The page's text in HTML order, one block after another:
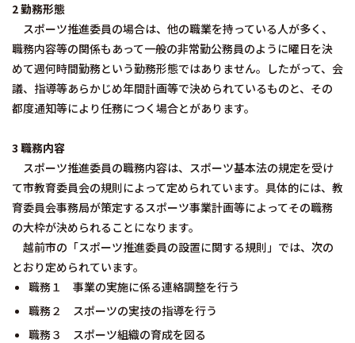
2 勤務形態
スポーツ推進委員の場合は、他の職業を持っている人が多く、
職務内容等の関係もあって一般の非常勤公務員のように曜日を決
めて週何時間勤務という勤務形態ではありません。したがって、会
議、指導等あらかじめ年間計画等で決められているものと、その
都度通知等により任務につく場合とがあります。
3 職務内容
スポーツ推進委員の職務内容は、スポーツ基本法の規定を受け
て市教育委員会の規則によって定められています。具体的には、教
育委員会事務局が策定するスポーツ事業計画等によってその職務
の大枠が決められることになります。
越前市の「スポーツ推進委員の設置に関する規則」では、次の
とおり定められています。
職務１ 事業の実施に係る連絡調整を行う
職務２ スポーツの実技の指導を行う
職務３ スポーツ組織の育成を図る